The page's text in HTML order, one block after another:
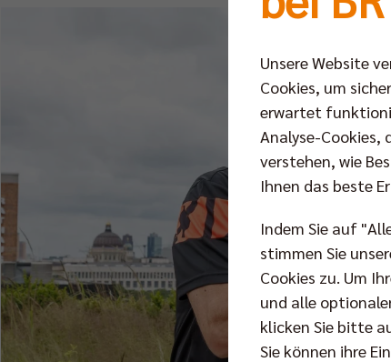
Unsere Website
Cookies, um
erwartet
Analyse-Cookies,
verstehen, wie
Ihnen das beste
Indem Sie auf
stimmen Sie
Cookies zu. Um
und alle
klicken Sie bitte
Sie können ihre